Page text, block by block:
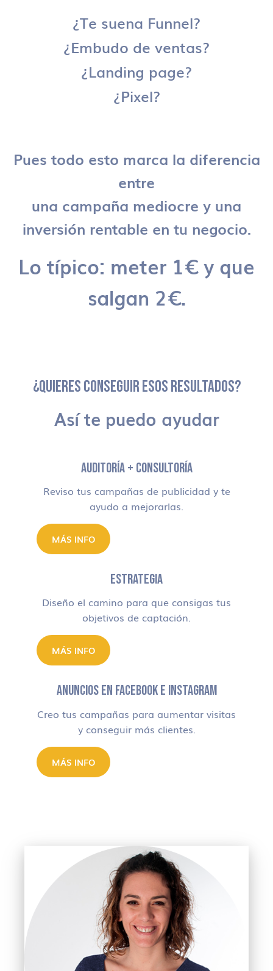
¿Te suena Funnel?
¿Embudo de ventas?
¿Landing page?
¿Pixel?
Pues todo esto marca la diferencia
entre
una campaña mediocre y una
inversión rentable en tu negocio.
Lo típico: meter 1€ y que
salgan 2€.
¿QUIERES CONSEGUIR ESOS RESULTADOS?
Así te puedo ayudar
AUDITORÍA + CONSULTORÍA
Reviso tus campañas de publicidad y te
ayudo a mejorarlas.
MÁS INFO
ESTRATEGIA
Diseño el camino para que consigas tus
objetivos de captación.
MÁS INFO
ANUNCIOS EN FACEBOOK E INSTAGRAM
Creo tus campañas para aumentar visitas
y conseguir más clientes.
MÁS INFO